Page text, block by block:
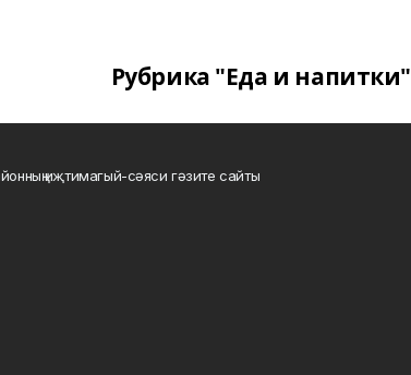
Рубрика "Еда и напитки"
иҗтимагый-сәяси гәзите сайты